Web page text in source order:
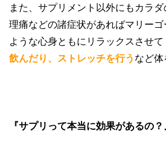
また、サプリメント以外にもカラ
理痛などの諸症状があればマリー
ような心身ともにリラックスさせ
飲んだり、ストレッチを行う など体
『サプリって本当に効果があるの？